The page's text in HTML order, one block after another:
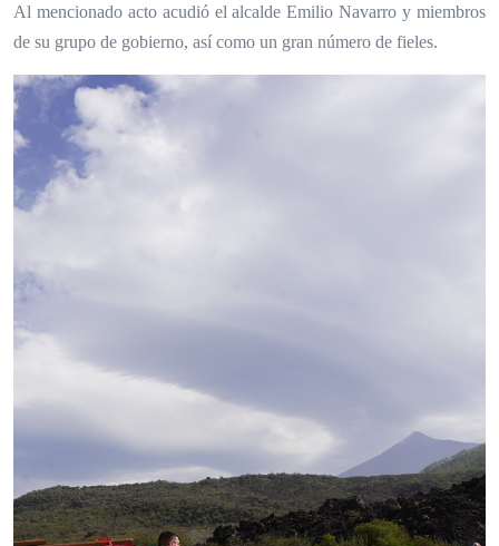
Al mencionado acto acudió el alcalde Emilio Navarro y miembros
de su grupo de gobierno, así como un gran número de fieles.